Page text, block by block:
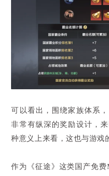
可以看出，围绕家族体系
非常有纵深的奖励设计，
种意义上来看，这也与游戏
作为《征途》这类国产免